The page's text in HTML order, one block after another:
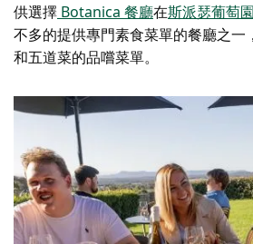
供選擇 Botanica 餐廳在斯派瑟葡萄
不多的提供專門素食菜單的餐廳之一
和五道菜的品嚐菜單。